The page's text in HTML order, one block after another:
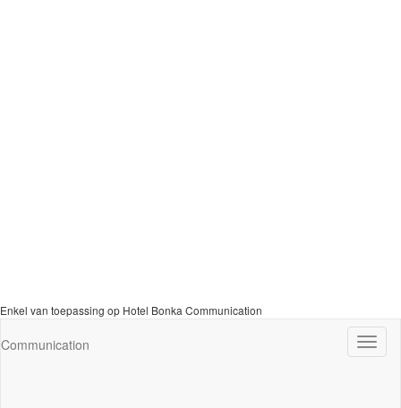
Enkel van toepassing op Hotel Bonka Communication
Communication